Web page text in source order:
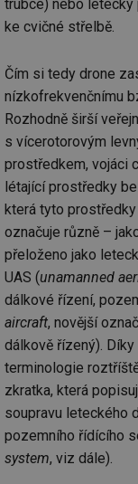
trubce) nebo
ke cvičné střelbě.
Čím si tedy drone
nízkofrekvenčnímu
Rozhodně širší
s vícerotorovým
prostředkem, vojáci
létající prostředky
která tyto
označuje různě –
přeloženo jako
UAS (unamanned
dálkové řízení,
aircraft, novější
dálkově řízený).
terminologie
zkratka, která
soupravu leteckého
pozemního řídícího
system, viz dále).